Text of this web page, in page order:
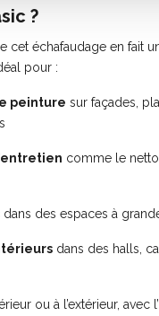
?
cet échafaudage en fait
pour :
peinture sur façades,
comme le
dans des espaces à
dans des halls,
ou à l’extérieur, avec l’